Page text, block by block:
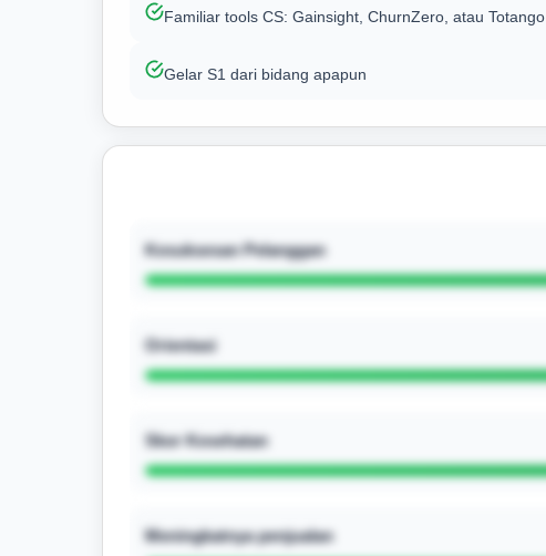
Familiar tools CS: Gainsight, ChurnZero, atau Totango
Gelar S1 dari bidang apapun
Kesuksesan Pelanggan
Orientasi
Skor Kesehatan
Meningkatnya penjualan